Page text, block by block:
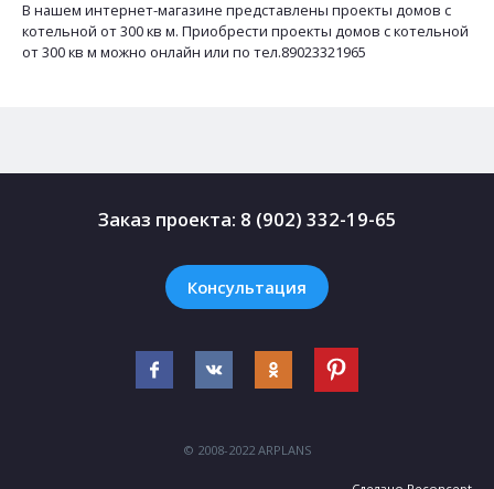
В нашем интернет-магазине представлены проекты домов с
котельной от 300 кв м. Приобрести проекты домов с котельной
от 300 кв м можно онлайн или по тел.89023321965
Заказ проекта: 8 (902) 332-19-65
Консультация
© 2008-2022 ARPLANS